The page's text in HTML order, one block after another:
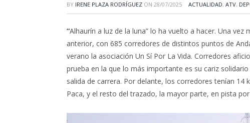
BY IRENE PLAZA RODRÍGUEZ ON 28/07/2025 ACTUALIDAD, ATV,
“Alhaurín a luz de la luna” lo ha vuelto a hacer. Una
anterior, con 685 corredores de distintos puntos de
verano la asociación Un Sí Por La Vida. Corredores
prueba en la que lo más importante es su cariz
salida de carrera. Por delante, los corredores tenían
Paca, y el resto del trazado, la mayor parte, en pista
Reproductor